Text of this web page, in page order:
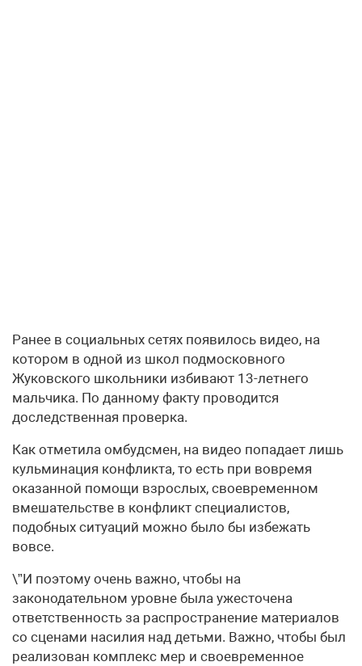
Ранее в социальных сетях появилось видео, на
котором в одной из школ подмосковного
Жуковского школьники избивают 13-летнего
мальчика. По данному факту проводится
доследственная проверка.
Как отметила омбудсмен, на видео попадает лишь
кульминация конфликта, то есть при вовремя
оказанной помощи взрослых, своевременном
вмешательстве в конфликт специалистов,
подобных ситуаций можно было бы избежать
вовсе.
\”И поэтому очень важно, чтобы на
законодательном уровне была ужесточена
ответственность за распространение материалов
со сценами насилия над детьми. Важно, чтобы был
реализован комплекс мер и своевременное